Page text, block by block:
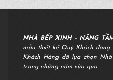
NHÀ BẾP XINH - NÂNG
mẫu thiết kế Quý Khách đang
Khách Hàng đã lựa chọn
trong những năm vừa qua.